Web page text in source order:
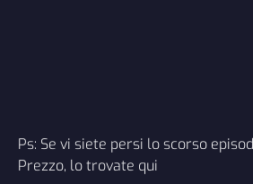
Ps: Se vi siete persi lo scorso
Prezzo, lo trovate qui